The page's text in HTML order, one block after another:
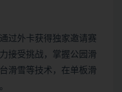
过外卡获得独家邀请赛
接受挑战，掌握公园滑
滑雪等技术，在单板滑